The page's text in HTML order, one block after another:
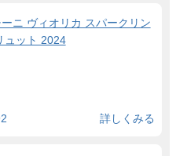
ニ ヴィオリカ スパークリン
ュット 2024
詳しくみる